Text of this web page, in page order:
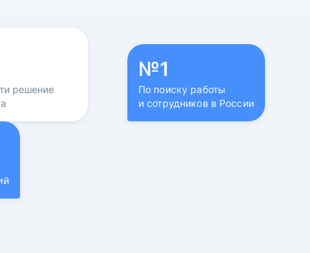
решение
№1
По поиску работы
и сотрудников в России